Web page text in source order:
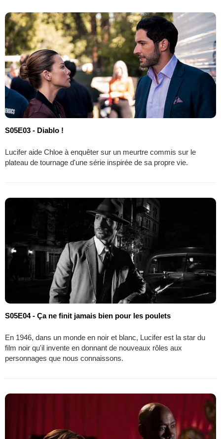
S05E03 - Diablo !
Lucifer aide Chloe à enquêter sur un meurtre commis sur le
plateau de tournage d'une série inspirée de sa propre vie.
S05E04 - Ça ne finit jamais bien pour les poulets
En 1946, dans un monde en noir et blanc, Lucifer est la star du
film noir qu'il invente en donnant de nouveaux rôles aux
personnages que nous connaissons.